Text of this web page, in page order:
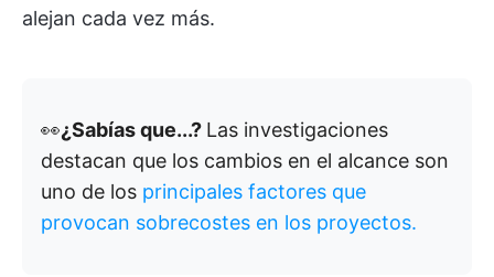
alejan cada vez más.
👀¿Sabías que...? Las investigaciones
destacan que los cambios en el alcance son
uno de los principales factores que
provocan sobrecostes en los proyectos.